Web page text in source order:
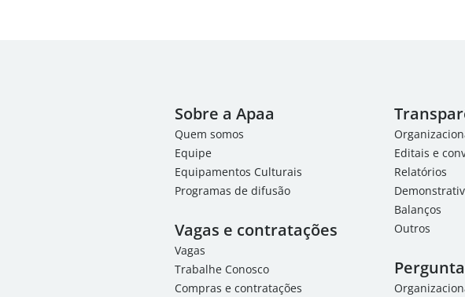
Sobre a Apaa
Quem somos
Equipe
Equipamentos Culturais
Programas de difusão
Vagas e contratações
Vagas
Trabalhe Conosco
Compras e contratações
Editais e
Relatórios
Balanços
Outros